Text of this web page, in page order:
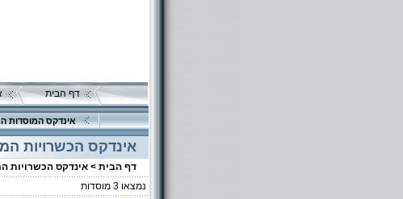
דף הבית
אינדקס המוסדות
אינדקס הכשרויות
דף הבית > אינדקס הכשרויות
נמצאו 3 מוסדות